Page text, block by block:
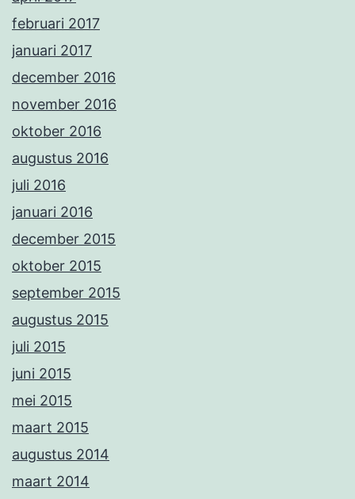
februari 2017
januari 2017
december 2016
november 2016
oktober 2016
augustus 2016
juli 2016
januari 2016
december 2015
oktober 2015
september 2015
augustus 2015
juli 2015
juni 2015
mei 2015
maart 2015
augustus 2014
maart 2014